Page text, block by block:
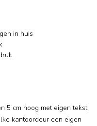
in huis
5 cm hoog met eigen tekst,
kantoordeur een eigen